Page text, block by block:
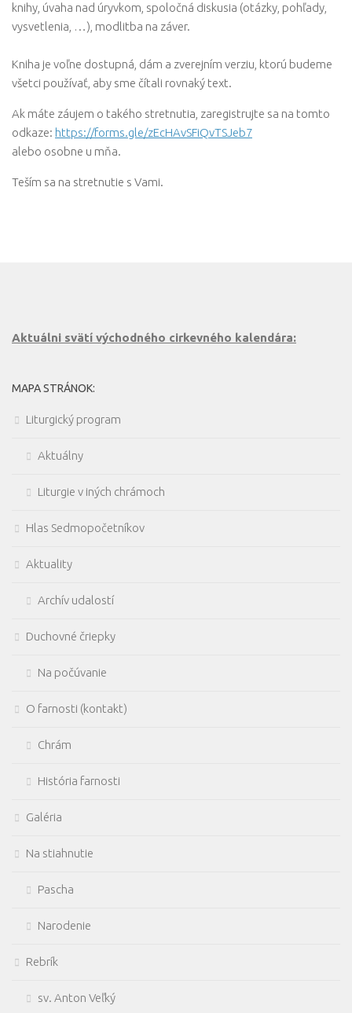
knihy, úvaha nad úryvkom, spoločná diskusia (otázky, pohľady,
vysvetlenia, …), modlitba na záver.
Kniha je voľne dostupná, dám a zverejním verziu, ktorú budeme
všetci používať, aby sme čítali rovnaký text.
Ak máte záujem o takého stretnutia, zaregistrujte sa na tomto
odkaze: https://forms.gle/zEcHAvSFiQvTSJeb7
alebo osobne u mňa.
Teším sa na stretnutie s Vami.
Aktuálni svätí východného cirkevného kalendára:
MAPA STRÁNOK:
Liturgický program
Aktuálny
Liturgie v iných chrámoch
Hlas Sedmopočetníkov
Aktuality
Archív udalostí
Duchovné čriepky
Na počúvanie
O farnosti (kontakt)
Chrám
História farnosti
Galéria
Na stiahnutie
Pascha
Narodenie
Rebrík
sv. Anton Veľký